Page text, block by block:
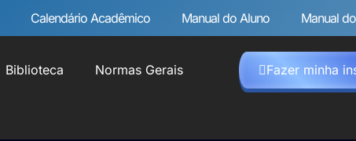
Calendário Acadêmico Manual do Aluno Manual
Biblioteca Normas Gerais Fazer minha